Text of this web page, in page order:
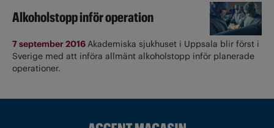
Alkoholstopp inför operation
7 september 2016Akademiska sjukhuset i Uppsala blir först i
Sverige med att införa allmänt alkoholstopp inför planerade
operationer.